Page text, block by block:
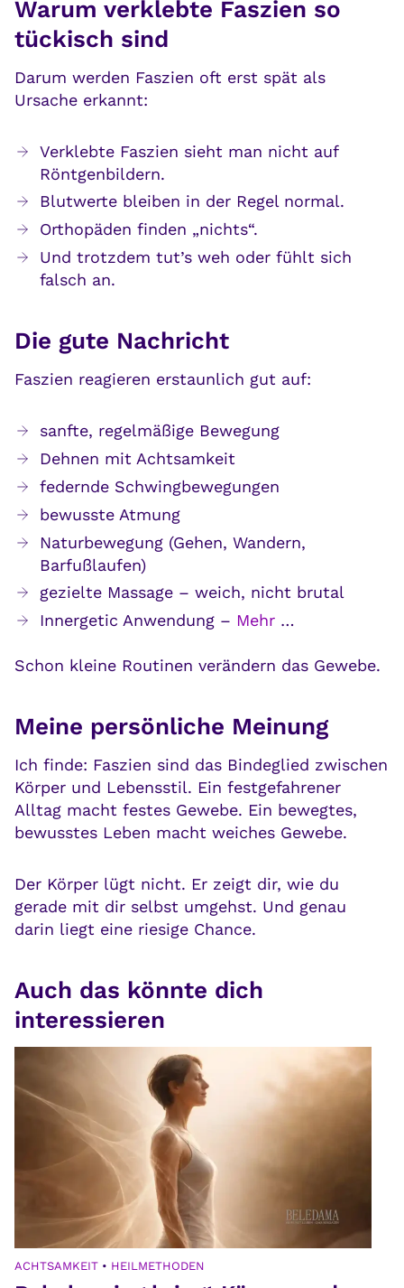
Warum verklebte Faszien so
tückisch sind
Darum werden Faszien oft erst spät als
Ursache erkannt:
Verklebte Faszien sieht man nicht auf
Röntgenbildern.
Blutwerte bleiben in der Regel normal.
Orthopäden finden „nichts“.
Und trotzdem tut’s weh oder fühlt sich
falsch an.
Die gute Nachricht
Faszien reagieren erstaunlich gut auf:
sanfte, regelmäßige Bewegung
Dehnen mit Achtsamkeit
federnde Schwingbewegungen
bewusste Atmung
Naturbewegung (Gehen, Wandern,
Barfußlaufen)
gezielte Massage – weich, nicht brutal
Innergetic Anwendung – Mehr …
Schon kleine Routinen verändern das Gewebe.
Meine persönliche Meinung
Ich finde: Faszien sind das Bindeglied zwischen
Körper und Lebensstil. Ein festgefahrener
Alltag macht festes Gewebe. Ein bewegtes,
bewusstes Leben macht weiches Gewebe.
Der Körper lügt nicht. Er zeigt dir, wie du
gerade mit dir selbst umgehst. Und genau
darin liegt eine riesige Chance.
Auch das könnte dich
interessieren
ACHTSAMKEIT • HEILMETHODEN